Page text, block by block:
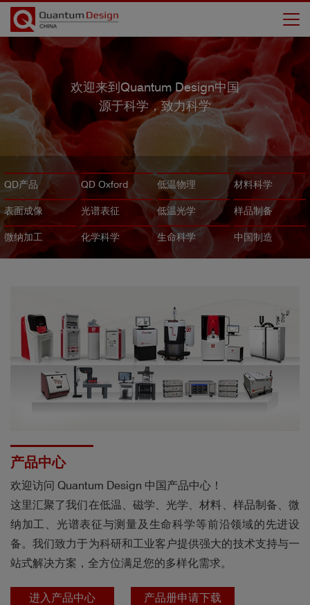
欢迎来到 Quantum Design中国
源于科学，致力科学
QD产品 QD Oxford 低温物理 材料科学
表面成像 光谱表征 低温光学 样品制备
微纳加工 化学科学 生命科学 中国制造
产品中心
​​欢迎访问 Quantum Design 中国产品中心！​​
这里汇聚了我们在​​低温、磁学、光学、材料、样品制备、微
纳加工、光谱表征与测量及生命科学​​等前沿领域的先进设
备。我们致力于为科研和工业客户提供强大的技术支持与​​一
站式解决方案​​，全方位满足您的多样化需求。
进入产品中心 产品册申请下载